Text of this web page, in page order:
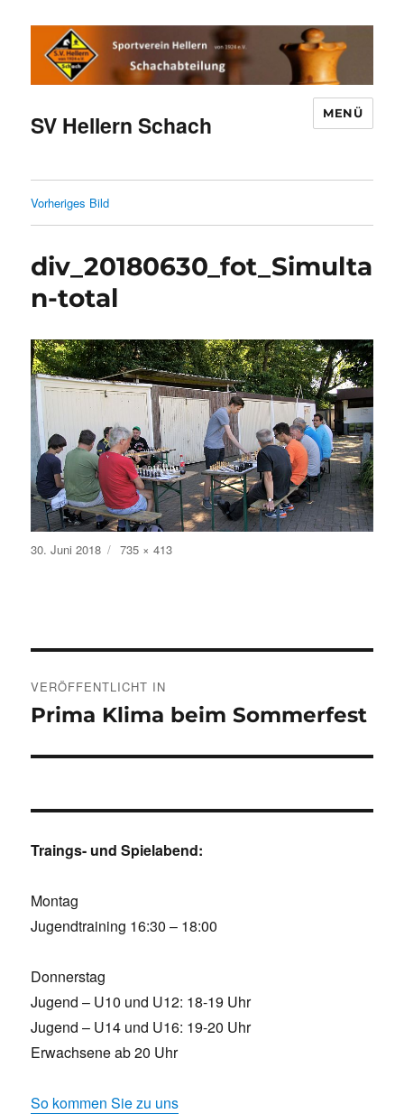
SV Hellern Schach MENÜ
Vorheriges Bild
div_20180630_fot_Simulta
n-total
Veröffentlicht
am
30. Juni 2018 Volle
Größe
735 × 413
VERÖFFENTLICHT IN
Prima Klima beim Sommerfest
Traings- und Spielabend:
Montag
Jugendtraining 16:30 – 18:00
Donnerstag
Jugend – U10 und U12: 18-19 Uhr
Jugend – U14 und U16: 19-20 Uhr
Erwachsene ab 20 Uhr
So kommen Sie zu uns